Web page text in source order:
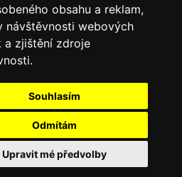
obsahu a reklam,
návštěvnosti webových
a zjištění zdroje
Souhlasím
Odmítám
Upravit mé předvolby
oblasti, alpské ski areály